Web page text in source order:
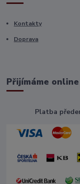
Kontakty
Doprava
Přijímáme
Platba